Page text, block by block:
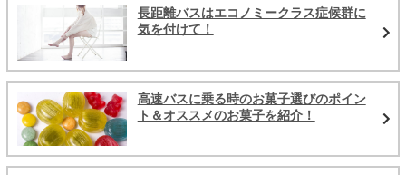
長距離バスはエコノミークラス症候群に
気を付けて！
高速バスに乗る時のお菓子選びのポイン
ト＆オススメのお菓子を紹介！